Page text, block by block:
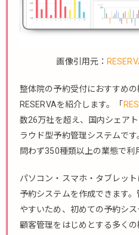
画像引用元：
整体院の予約受付におすすめ
RESERVAを紹介します。「
数26万社を超え、国内シェア
ラウド型予約管理システムで
問わず350種類以上の業態で利
パソコン・スマホ・タブレッ
予約システムを作成できます
やすいため、初めての予約シ
顧客管理をはじめとする多くの